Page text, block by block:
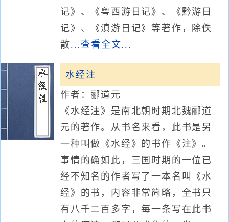
记》、《粤西游日记》、《黔游日
记》、《滇游日记》等著作，除佚
散...查看全文...
水经注
作者：郦道元
《水经注》是南北朝时期北魏郦道
元的著作。从书名来看，此书是另
一种叫做《水经》的书作《注》。
事情的确如此，三国时期的一位已
经不知名的作者写了一本名叫《水
经》的书，内容非常简略，全书只
有八千二百多字，每一条写在此书